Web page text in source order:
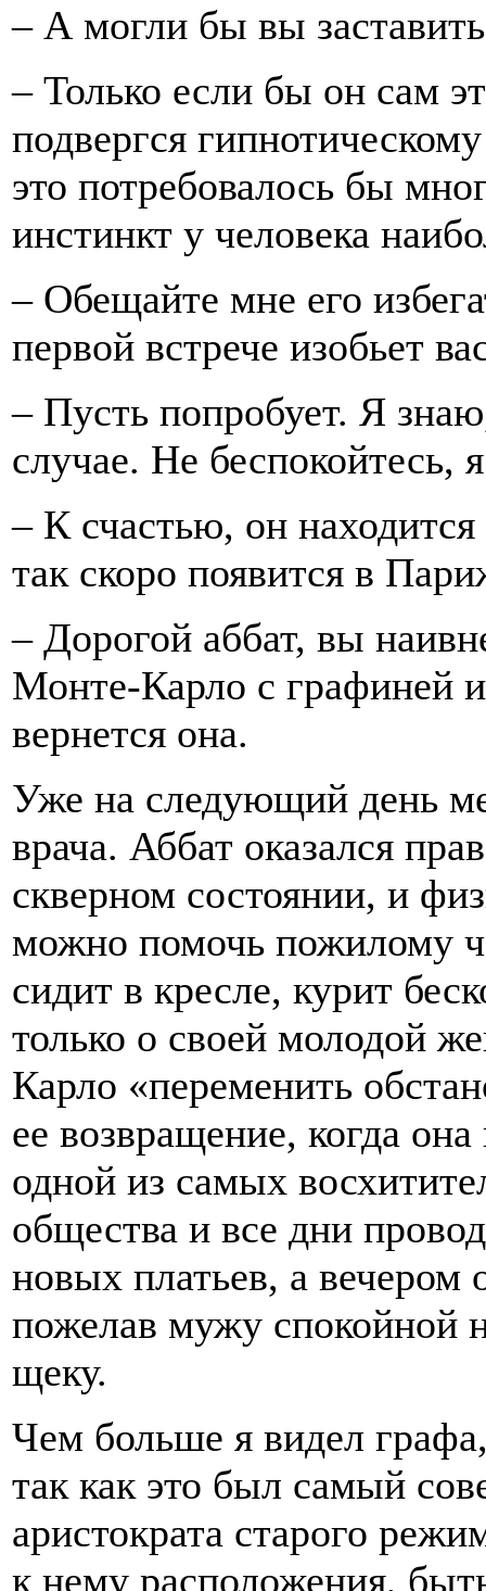
– А могли бы вы заставить
– Только если бы он сам
подвергся
это потребовалось бы
инстинкт у человека
– Обещайте мне его
первой встрече изобьет
– Пусть попробует. Я
случае. Не беспокойтесь,
– К счастью, он
так скоро появится в
– Дорогой аббат, вы
Монте-Карло с графиней
вернется она.
Уже на следующий день
врача. Аббат оказался
скверном состоянии, и
можно помочь пожилому
сидит в кресле, курит
только о своей молодой
Карло «переменить
ее возвращение, когда
одной из самых
общества и все дни
новых платьев, а вечером
пожелав мужу спокойной
щеку.
Чем больше я видел
так как это был самый
аристократа старого
к нему расположения,